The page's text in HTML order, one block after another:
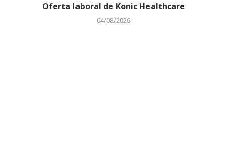
Oferta laboral de Konic Healthcare
04/08/2026